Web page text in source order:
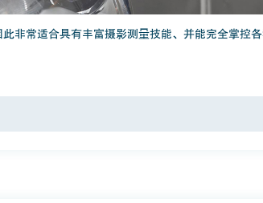
非常适合具有丰富摄影测量技能、并能完全掌控